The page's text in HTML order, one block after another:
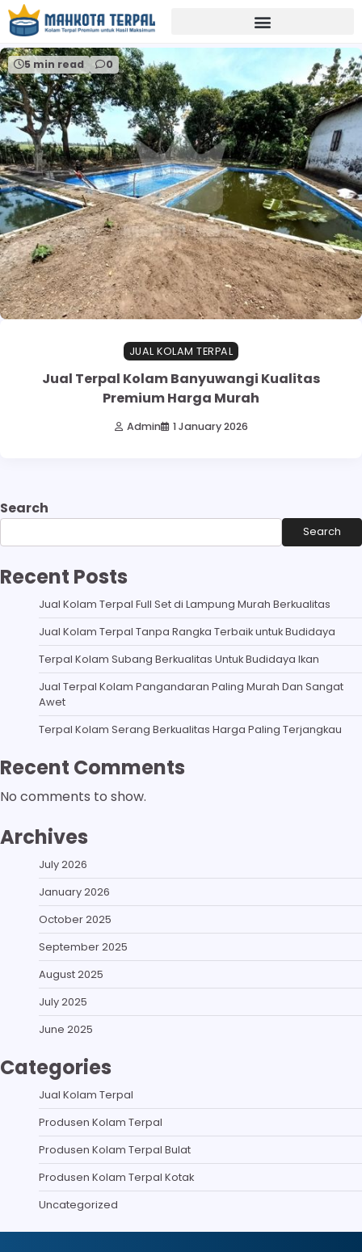
Home produsen terpal banyuwangi
5 min read 0
JUAL KOLAM TERPAL
Jual Terpal Kolam Banyuwangi Kualitas
Premium Harga Murah
Admin 1 January 2026
Search
Search
Recent Posts
Jual Kolam Terpal Full Set di Lampung Murah Berkualitas
Jual Kolam Terpal Tanpa Rangka Terbaik untuk Budidaya
Terpal Kolam Subang Berkualitas Untuk Budidaya Ikan
Jual Terpal Kolam Pangandaran Paling Murah Dan Sangat
Awet
Terpal Kolam Serang Berkualitas Harga Paling Terjangkau
Recent Comments
No comments to show.
Archives
July 2026
January 2026
October 2025
September 2025
August 2025
July 2025
June 2025
Categories
Jual Kolam Terpal
Produsen Kolam Terpal
Produsen Kolam Terpal Bulat
Produsen Kolam Terpal Kotak
Uncategorized